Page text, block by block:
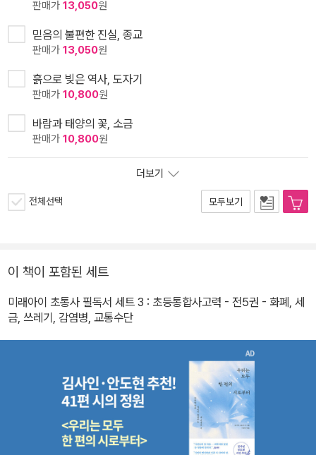
판매가 13,050원
믿음의 불편한 진실, 종교
판매가 13,050원
흙으로 빚은 역사, 도자기
판매가 10,800원
바람과 태양의 꽃, 소금
판매가 10,800원
더보기
전체선택 모두보기
이 책이 포함된 세트
미래아이 초통사 필독서 세트 3 : 초등통합사고력 - 전5권 - 화폐, 세
금, 쓰레기, 감염병, 교통수단